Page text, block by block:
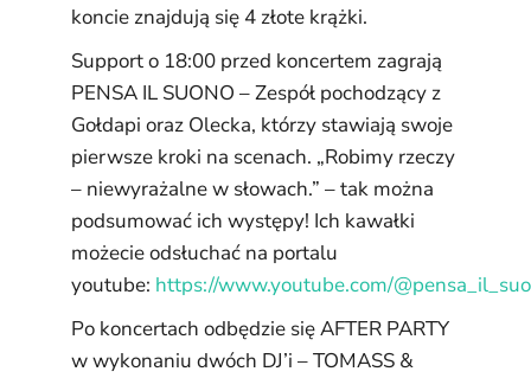
koncie znajdują się 4 złote krążki.
Support o 18:00 przed koncertem zagrają
PENSA IL SUONO – Zespół pochodzący z
Gołdapi oraz Olecka, którzy stawiają swoje
pierwsze kroki na scenach. „Robimy rzeczy
– niewyrażalne w słowach.” – tak można
podsumować ich występy! Ich kawałki
możecie odsłuchać na portalu
youtube: https://www.youtube.com/
Po koncertach odbędzie się AFTER PARTY
w wykonaniu dwóch DJ’i – TOMASS &